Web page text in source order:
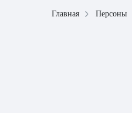
Главная Персоны